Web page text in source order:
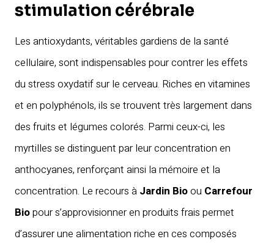
stimulation cérébrale
Les antioxydants, véritables gardiens de la santé
cellulaire, sont indispensables pour contrer les effets
du stress oxydatif sur le cerveau. Riches en vitamines
et en polyphénols, ils se trouvent très largement dans
des fruits et légumes colorés. Parmi ceux-ci, les
myrtilles se distinguent par leur concentration en
anthocyanes, renforçant ainsi la mémoire et la
concentration. Le recours à Jardin Bioou Carrefour
Biopour s’approvisionner en produits frais permet
d’assurer une alimentation riche en ces composés